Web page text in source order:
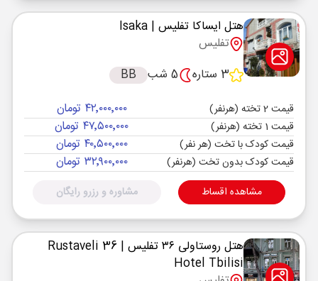
هتل ایساکا تفلیس | Isaka
تفلیس
3 ستاره
5 شب BB
قیمت 2 تخته (هرنفر) ۴۲٬۰۰۰٬۰۰۰ تومان
قیمت 1 تخته (هرنفر) ۴۷٬۵۰۰٬۰۰۰ تومان
قیمت کودک با تخت (هر نفر) ۴۰٬۵۰۰٬۰۰۰ تومان
قیمت کودک بدون تخت (هرنفر) ۳۲٬۹۰۰٬۰۰۰ تومان
مشاهده اقساط مشاوره و رزرو رایگان
هتل روستاولی ۳۶ تفلیس
| Rustaveli 36
Hotel Tbilisi